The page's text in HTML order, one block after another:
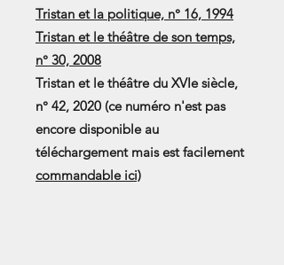
Tristan et la politique, n° 16, 1994
Tristan et le théâtre de son temps,
n° 30, 2008
Tristan et le théâtre du XVIe siècle,
n° 42, 2020 (ce numéro n'est pas
encore disponible au
téléchargement mais est facilement
commandable ici)